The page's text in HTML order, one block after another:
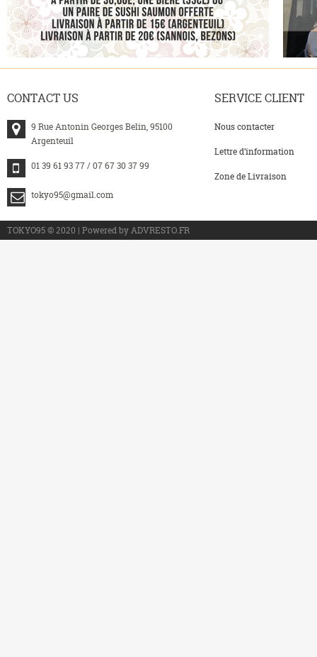
CONTACTUS
9 Rue Antonin Georges Belin, 95100
Argenteuil
01 39 61 93 77 / 07 67 30 37 99
tokyo95@gmail.com
SERVICECLIENT
Nous contacter
Lettre d’information
Zone de Livraison
TOKYO95 © 2020 | Powered by ADVRESTO.FR